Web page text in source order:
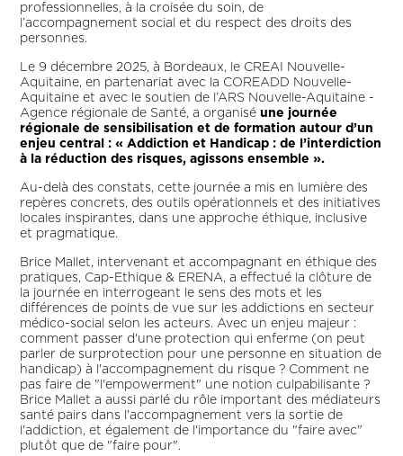
professionnelles, à la croisée du soin, de
l’accompagnement social et du respect des droits des
personnes.
Le 9 décembre 2025, à Bordeaux, le CREAI Nouvelle-
Aquitaine, en partenariat avec la COREADD Nouvelle-
Aquitaine et avec le soutien de l’ARS Nouvelle-Aquitaine -
Agence régionale de Santé, a organiséune journée
régionale de sensibilisation et de formation autour d’un
enjeu central : « Addiction et Handicap : de l’interdiction
à la réduction des risques, agissons ensemble ».
Au-delà des constats, cette journée a mis en lumière des
repères concrets, des outils opérationnels et des initiatives
locales inspirantes, dans une approche éthique, inclusive
et pragmatique.
Brice Mallet, intervenant et accompagnant en éthique des
pratiques, Cap-Ethique & ERENA, a effectué la clôture de
la journée en interrogeant le sens des mots et les
différences de points de vue sur les addictions en secteur
médico-social selon les acteurs. Avec un enjeu majeur :
comment passer d'une protection qui enferme (on peut
parler de surprotection pour une personne en situation de
handicap) à l'accompagnement du risque ? Comment ne
pas faire de "l'empowerment" une notion culpabilisante ?
Brice Mallet a aussi parlé du rôle important des médiateurs
santé pairs dans l'accompagnement vers la sortie de
l'addiction, et également de l'importance du "faire avec"
plutôt que de "faire pour".